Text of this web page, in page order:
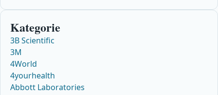
Kategorie
3B Scientific
3M
4World
4yourhealth
Abbott Laboratories